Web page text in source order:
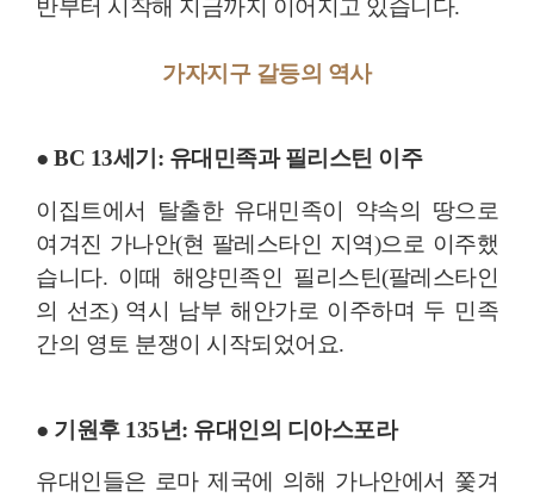
반부터 시작해 지금까지 이어지고 있습니다.
가자지구 갈등의 역사
● BC 13세기: 유대민족과 필리스틴 이주
이집트에서 탈출한 유대민족이 약속의 땅으로
여겨진 가나안(현 팔레스타인 지역)으로 이주했
습니다. 이때 해양민족인 필리스틴(팔레스타인
의 선조) 역시 남부 해안가로 이주하며 두 민족
간의 영토 분쟁이 시작되었어요.
● 기원후 135년: 유대인의 디아스포라
유대인들은 로마 제국에 의해 가나안에서 쫓겨